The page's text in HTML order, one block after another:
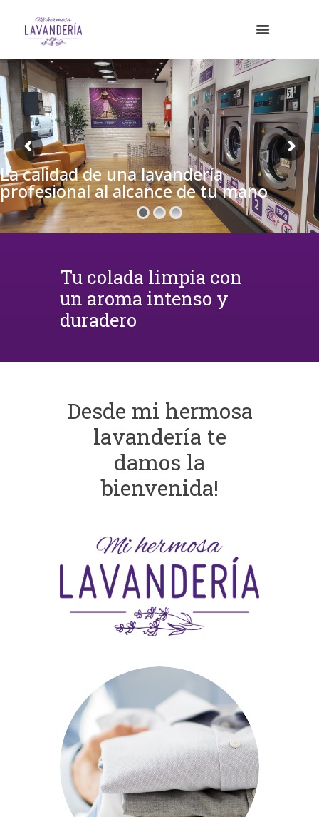
La calidad de una lavandería
profesional al alcance de tu mano
Tu colada limpia con
un aroma intenso y
duradero
Desde mi hermosa
lavandería te
damos la
bienvenida!